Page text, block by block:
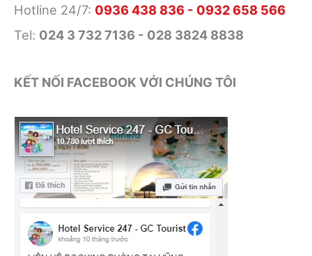
Hotline 24/7: 0936 438 836 - 0932 658 566
Tel: 024 3 732 7136 - 028 3824 8838
KẾT NỐI FACEBOOK VỚI CHÚNG TÔI